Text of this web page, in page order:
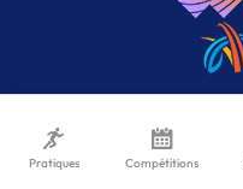
Pratiques Compétitions